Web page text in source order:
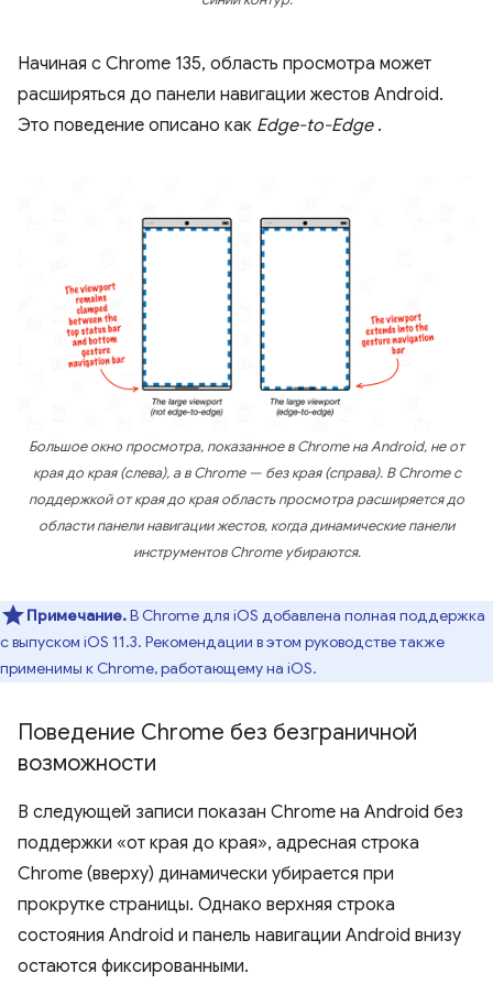
Начиная с Chrome 135, область просмотра может
расширяться до панели навигации жестов Android.
Это поведение описано как Edge-to-Edge.
Большое окно просмотра, показанное в Chrome на Android, не от
края до края (слева), а в Chrome — без края (справа). В Chrome с
поддержкой от края до края область просмотра расширяется до
области панели навигации жестов, когда динамические панели
инструментов Chrome убираются.
Примечание.В Chrome для iOS добавлена ​​полная поддержка
с выпуском iOS 11.3. Рекомендации в этом руководстве также
применимы к Chrome, работающему на iOS.
Поведение Chrome без безграничной
возможности
В следующей записи показан Chrome на Android без
поддержки «от края до края», адресная строка
Chrome (вверху) динамически убирается при
прокрутке страницы. Однако верхняя строка
состояния Android и панель навигации Android внизу
остаются фиксированными.